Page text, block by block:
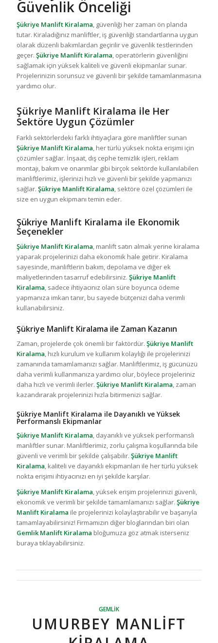
Güvenlik Önceliği
Şükriye Manlift Kiralama, güvenliği her zaman ön planda
tutar. Kiraladığınız manliftler, iş güvenliği standartlarına uygun
olarak düzenli bakımlardan geçirilir ve güvenlik testlerinden
geçer. Şükriye Manlift Kiralama, operatörlerin güvenliğini
sağlamak için yüksek kaliteli ve güvenli ekipmanlar sunar.
Projelerinizin sorunsuz ve güvenli bir şekilde tamamlanmasına
yardımcı olur.
Şükriye Manlift Kiralama ile Her
Sektöre Uygun Çözümler
Farklı sektörlerdeki farklı ihtiyaçlara göre manliftler sunan
Şükriye Manlift Kiralama, her türlü yüksek nokta erişimi için
çözümler sağlar. İnşaat, dış cephe temizlik işleri, reklam
montajı, bakım ve onarımlar gibi birçok sektörde kullanılabilen
manliftlerimiz, işlerinizi hızlı ve güvenli bir şekilde yapmanızı
sağlar. Şükriye Manlift Kiralama, sektöre özel çözümleri ile
size en uygun ekipmanı temin eder.
Şükriye Manlift Kiralama ile Ekonomik
Seçenekler
Şükriye Manlift Kiralama, manlift satın almak yerine kiralama
yaparak projelerinizi daha ekonomik hale getirir. Kiralama
sayesinde, manliftlerin bakım, depolama ve diğer ek
maliyetlerinden tasarruf edebilirsiniz. Şükriye Manlift
Kiralama, sadece ihtiyacınız olan süre boyunca ödeme
yapmanıza imkan tanır, bu sayede bütçenizi daha verimli
kullanabilirsiniz.
Şükriye Manlift Kiralama ile Zaman Kazanın
Zaman, projelerde çok önemli bir faktördür. Şükriye Manlift
Kiralama, hızlı kurulum ve kullanım kolaylığı ile projelerinizi
zamanında tamamlamanızı sağlar. Manliftlerimiz, iş gücünüzü
daha verimli kullanmanıza yardımcı olur, böylece projeleriniz
daha hızlı ve verimli ilerler. Şükriye Manlift Kiralama, zaman
kazandırarak projelerinizi hızla bitirmenizi sağlar.
Şükriye Manlift Kiralama ile Dayanıklı ve Yüksek
Performanslı Ekipmanlar
Şükriye Manlift Kiralama, dayanıklı ve yüksek performanslı
manliftler sunar. Manliftlerimiz, zorlu çalışma koşullarında bile
güvenli ve verimli bir şekilde çalışabilir. Şükriye Manlift
Kiralama, kaliteli ve dayanıklı ekipmanları ile her türlü yüksek
nokta erişimi ihtiyacınızı en iyi şekilde karşılar.
Şükriye Manlift Kiralama, yüksek erişim projelerinizi güvenli,
ekonomik ve verimli bir şekilde tamamlamanızı sağlar. Şükriye
Manlift Kiralama ile projelerinizi kolaylaştırabilir ve başarıyla
tamamlayabilirsiniz! Firmamızın diğer bloglarından biri olan
Gemlik Manlift Kiralama bloğumuza göz atmak isterseniz
buraya tıklayabilirsiniz.
GEMLIK
UMURBEY MANLIFT